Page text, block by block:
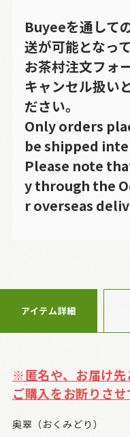
Buyeeを通して
送が可能となっ
お茶村注文フォ
キャンセル扱い
ださい。
Only orders
be shipped
Please note
y through the
r overseas
アイテム詳細
※匿名や、お届け先
ご購入をお断りさせ
奥翠（おくみどり）